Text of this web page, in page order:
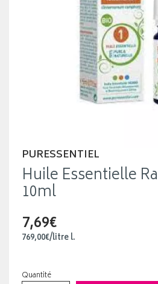
PURESSENTIEL
Huile Essentielle
10ml
7,69€
769,00€/litrel.
Quantité